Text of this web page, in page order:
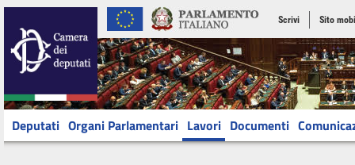
Scrivi Sito
Deputati Organi Parlamentari Lavori Documenti